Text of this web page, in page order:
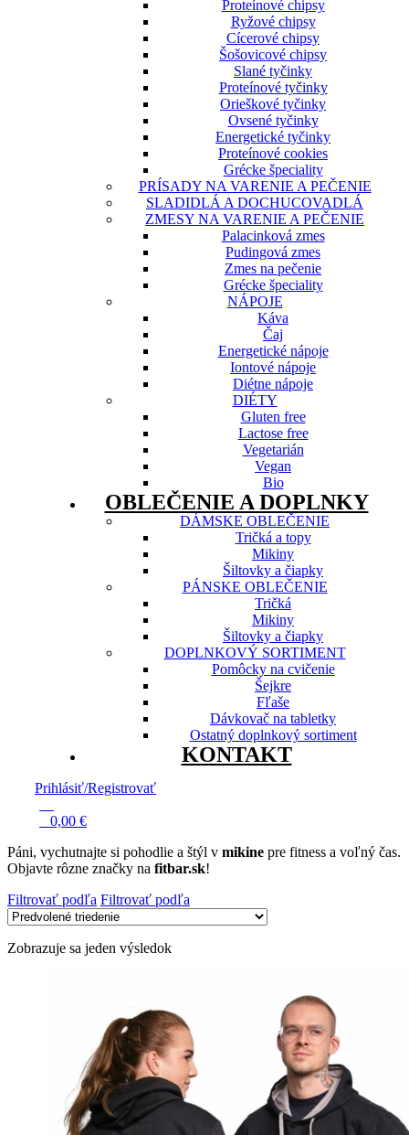
Proteínové chipsy
Ryžové chipsy
Cícerové chipsy
Šošovicové chipsy
Slané tyčinky
Proteínové tyčinky
Orieškové tyčinky
Ovsené tyčinky
Energetické tyčinky
Proteínové cookies
Grécke špeciality
PRÍSADY NA VARENIE A PEČENIE
SLADIDLÁ A DOCHUCOVADLÁ
ZMESY NA VARENIE A PEČENIE
Palacinková zmes
Pudingová zmes
Zmes na pečenie
Grécke špeciality
NÁPOJE
Káva
Čaj
Energetické nápoje
Iontové nápoje
Diétne nápoje
DIÉTY
Gluten free
Lactose free
Vegetarián
Vegan
Bio
OBLEČENIE A DOPLNKY
DÁMSKE OBLEČENIE
Tričká a topy
Mikiny
Šiltovky a čiapky
PÁNSKE OBLEČENIE
Tričká
Mikiny
Šiltovky a čiapky
DOPLNKOVÝ SORTIMENT
Pomôcky na cvičenie
Šejkre
Fľaše
Dávkovač na tabletky
Ostatný doplnkový sortiment
KONTAKT
Prihlásiť/Registrovať
0,00 €
Páni, vychutnajte si pohodlie a štýl v mikine pre fitness a voľný čas.
Objavte rôzne značky na fitbar.sk!
Filtrovať podľa Filtrovať podľa
Zobrazuje sa jeden výsledok